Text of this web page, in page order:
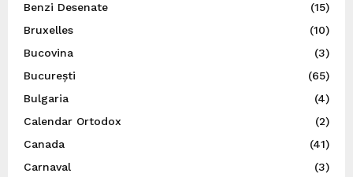
Benzi Desenate
(15)
Bruxelles
(10)
Bucovina
(3)
București
(65)
Bulgaria
(4)
Calendar Ortodox
(2)
Canada
(41)
Carnaval
(3)